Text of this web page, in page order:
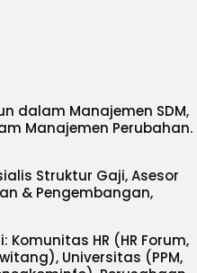
dalam Manajemen SDM,
Manajemen Perubahan.
Struktur Gaji, Asesor
& Pengembangan,
HR (HR Forum,
Universitas (PPM,